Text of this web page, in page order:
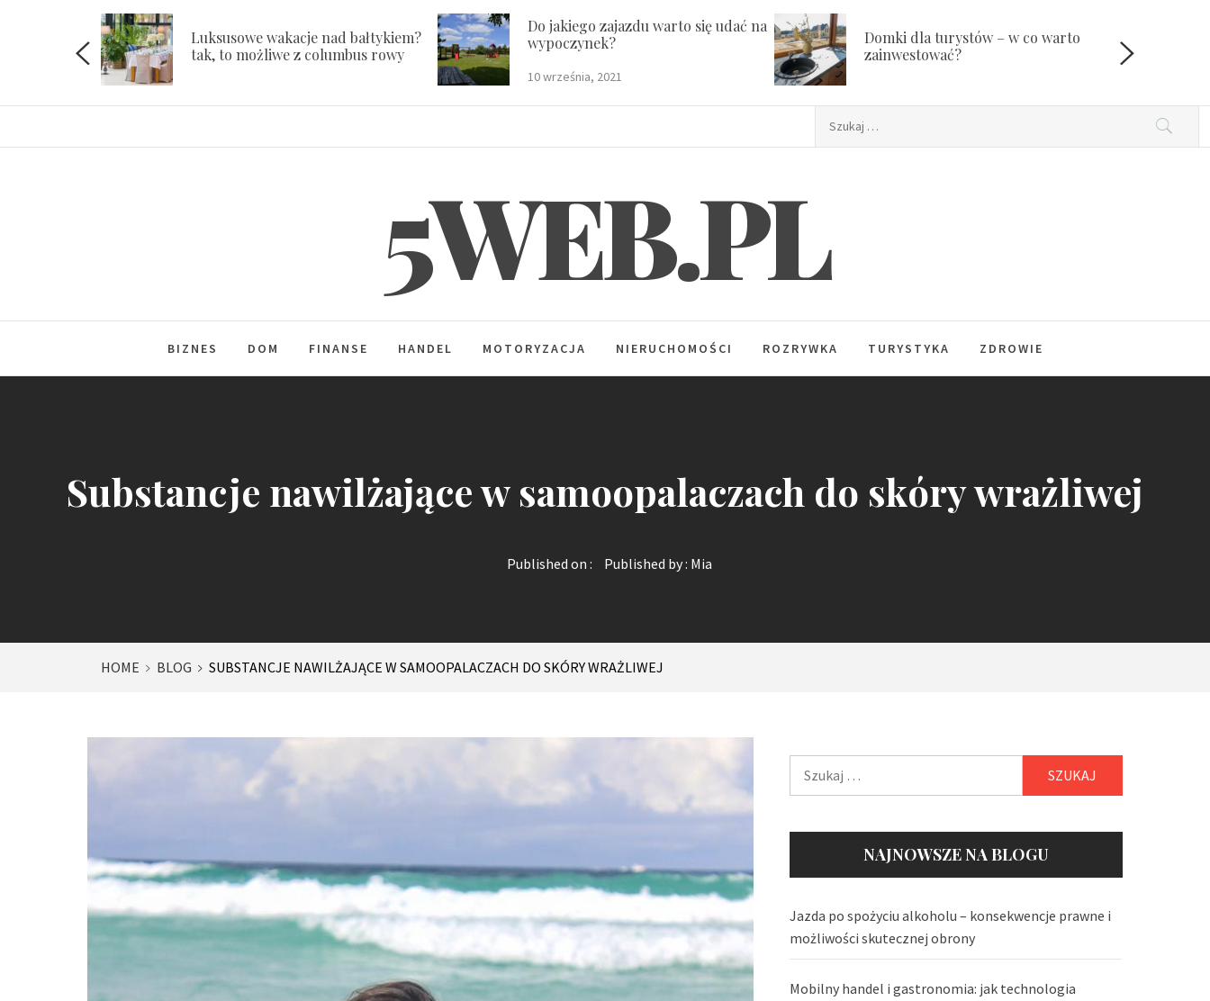
Luksusowe wakacje nad bałtykiem?
tak, to możliwe z columbus rowy
Do jakiego zajazdu warto się udać na
wypoczynek?
10 września, 2021
Domki dla turystów – w co warto
zainwestować?
5WEB.PL
BIZNES DOM FINANSE HANDEL MOTORYZACJA NIERUCHOMOŚCI ROZRYWKA TURYSTYKA ZDROWIE
Substancje nawilżające w samoopalaczach do skóry wrażliwej
Published on : Published by : Mia
HOME BLOG SUBSTANCJE NAWILŻAJĄCE W SAMOOPALACZACH DO SKÓRY WRAŻLIWEJ
NAJNOWSZE NA BLOGU
Jazda po spożyciu alkoholu – konsekwencje prawne i
możliwości skutecznej obrony
Mobilny handel i gastronomia: jak technologia